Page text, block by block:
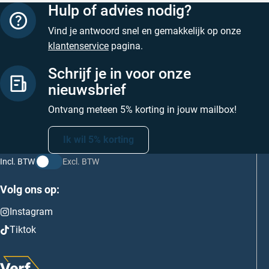
Hulp of advies nodig?
Vind je antwoord snel en gemakkelijk op onze
klantenservice pagina.
Schrijf je in voor onze
nieuwsbrief
Ontvang meteen 5% korting in jouw mailbox!
Ik wil 5% korting
Incl. BTW Excl. BTW
Volg ons op:
Instagram
Tiktok